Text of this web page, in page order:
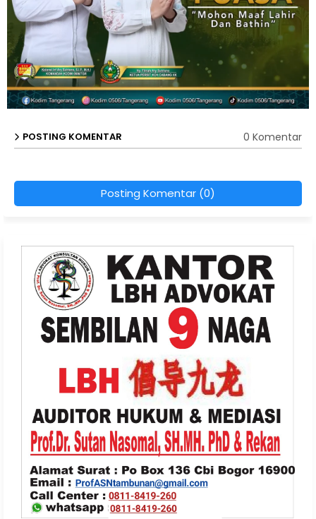
POSTING KOMENTAR 0 Komentar
Posting Komentar (0)